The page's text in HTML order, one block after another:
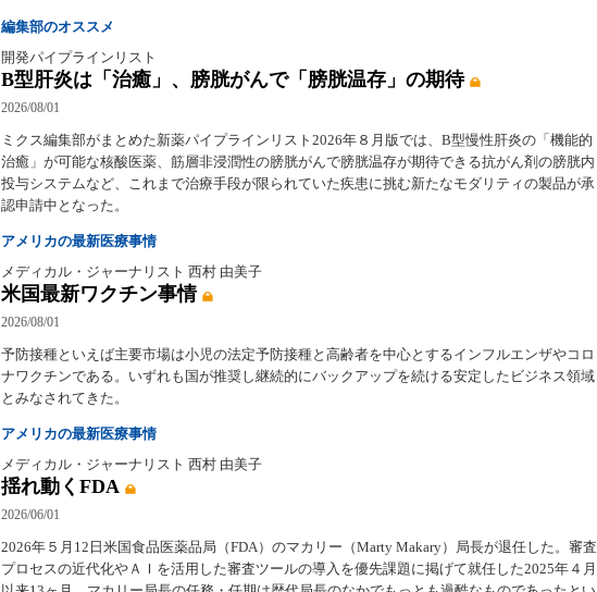
編集部のオススメ
開発パイプラインリスト
B型肝炎は「治癒」、膀胱がんで「膀胱温存」の期待
2026/08/01
ミクス編集部がまとめた新薬パイプラインリスト2026年８月版では、B型慢性肝炎の「機能的
治癒」が可能な核酸医薬、筋層非浸潤性の膀胱がんで膀胱温存が期待できる抗がん剤の膀胱内
投与システムなど、これまで治療手段が限られていた疾患に挑む新たなモダリティの製品が承
認申請中となった。
アメリカの最新医療事情
メディカル・ジャーナリスト 西村 由美子
米国最新ワクチン事情
2026/08/01
予防接種といえば主要市場は小児の法定予防接種と高齢者を中心とするインフルエンザやコロ
ナワクチンである。いずれも国が推奨し継続的にバックアップを続ける安定したビジネス領域
とみなされてきた。
アメリカの最新医療事情
メディカル・ジャーナリスト 西村 由美子
揺れ動くFDA
2026/06/01
2026年５月12日米国食品医薬品局（FDA）のマカリー（Marty Makary）局長が退任した。審査
プロセスの近代化やＡＩを活用した審査ツールの導入を優先課題に掲げて就任した2025年４月